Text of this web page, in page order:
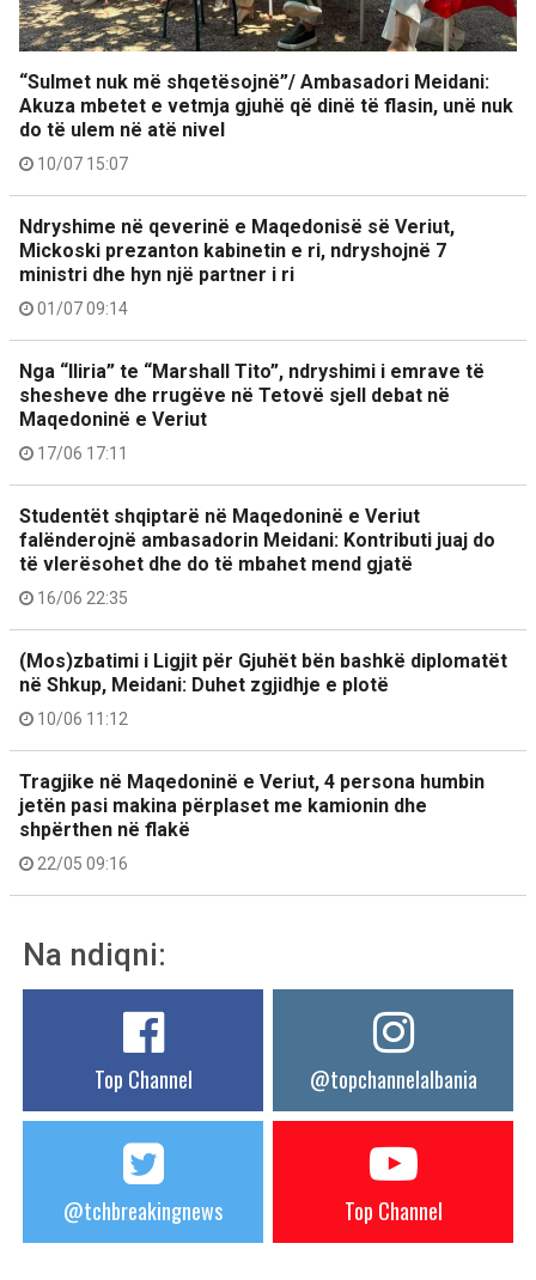
“Sulmet nuk më shqetësojnë”/ Ambasadori Meidani:
Akuza mbetet e vetmja gjuhë që dinë të flasin, unë nuk
do të ulem në atë nivel
10/07 15:07
Ndryshime në qeverinë e Maqedonisë së Veriut,
Mickoski prezanton kabinetin e ri, ndryshojnë 7
ministri dhe hyn një partner i ri
01/07 09:14
Nga “Iliria” te “Marshall Tito”, ndryshimi i emrave të
shesheve dhe rrugëve në Tetovë sjell debat në
Maqedoninë e Veriut
17/06 17:11
Studentët shqiptarë në Maqedoninë e Veriut
falënderojnë ambasadorin Meidani: Kontributi juaj do
të vlerësohet dhe do të mbahet mend gjatë
16/06 22:35
(Mos)zbatimi i Ligjit për Gjuhët bën bashkë diplomatët
në Shkup, Meidani: Duhet zgjidhje e plotë
10/06 11:12
Tragjike në Maqedoninë e Veriut, 4 persona humbin
jetën pasi makina përplaset me kamionin dhe
shpërthen në flakë
22/05 09:16
Na ndiqni:
Top Channel @topchannelalbania
@tchbreakingnews Top Channel